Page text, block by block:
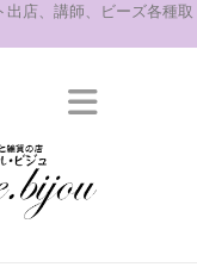
出店、講師、ビーズ各種取